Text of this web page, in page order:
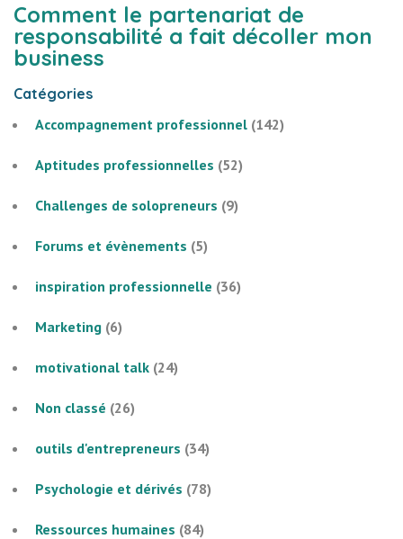
Comment le partenariat de
responsabilité a fait décoller mon
business
Catégories
Accompagnement professionnel (142)
Aptitudes professionnelles (52)
Challenges de solopreneurs (9)
Forums et évènements (5)
inspiration professionnelle (36)
Marketing (6)
motivational talk (24)
Non classé (26)
outils d'entrepreneurs (34)
Psychologie et dérivés (78)
Ressources humaines (84)